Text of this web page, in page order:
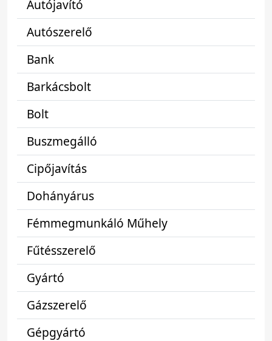
Autójavító
Autószerelő
Bank
Barkácsbolt
Bolt
Buszmegálló
Cipőjavítás
Dohányárus
Fémmegmunkáló Műhely
Fűtésszerelő
Gyártó
Gázszerelő
Gépgyártó